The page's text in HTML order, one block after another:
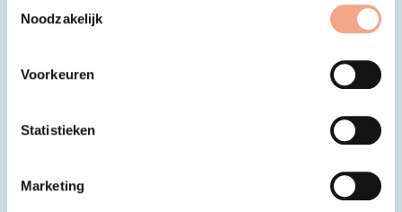
Noodzakelijk
Voorkeuren
Statistieken
Marketing
Staat de organisatie waarmee je
hebt of wilt boeken niet vinden? En zou je
dat wel verwachten? Neem dan contact met